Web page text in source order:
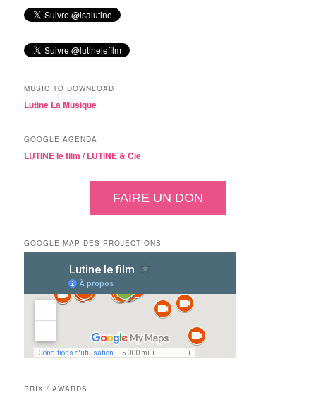
MUSIC TO DOWNLOAD
Lutine La Musique
GOOGLE AGENDA
LUTINE le film /LUTINE & Cie
FAIRE UN DON
GOOGLE MAP DES PROJECTIONS
PRIX / AWARDS